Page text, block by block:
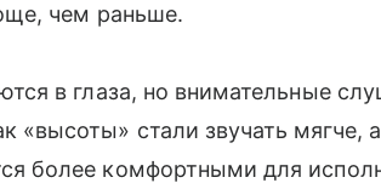
чем раньше.
в глаза, но внимательные
«высоты» стали звучать мягче,
более комфортными для